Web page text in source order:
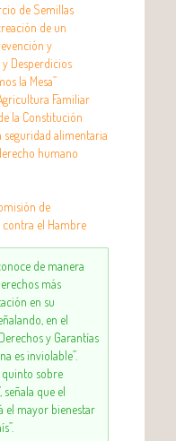
de Semillas
de un
y
Desperdicios
la Mesa”
Familiar
la Constitución
seguridad alimentaria
humano
de
el Hambre
de manera
más
en su
en el
y Garantías
es inviolable”.
sobre
señala que el
el mayor bienestar